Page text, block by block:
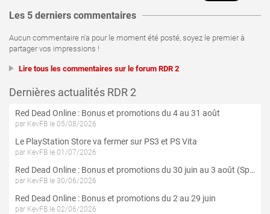
Les 5 derniers commentaires
Aucun commentaire n'a pour le moment été posté, soyez le premier à
partager vos impressions !
Lire tous les commentaires sur le forum RDR 2
Dernières actualités RDR 2
Red Dead Online : Bonus et promotions du 4 au 31 août
par KevFB le 05/08/2026
Le PlayStation Store va fermer sur PS3 et PS Vita
par KevFB le 01/07/2026
Red Dead Online : Bonus et promotions du 30 juin au 3 août (Spécial 4 Juillet)
par KevFB le 30/06/2026
Red Dead Online : Bonus et promotions du 2 au 29 juin
par KevFB le 02/06/2026